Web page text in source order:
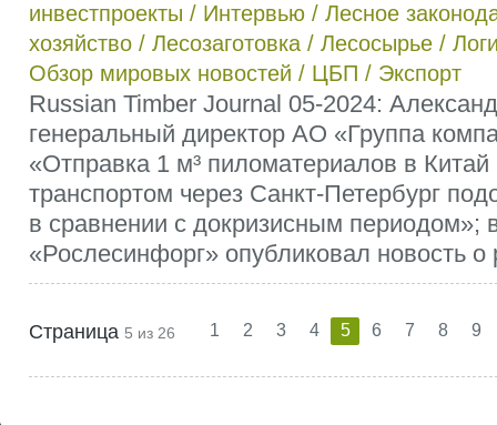
инвестпроекты / Интервью / Лесное
хозяйство / Лесозаготовка / Лесосырье /
Обзор мировых новостей / ЦБП / Экспорт
Russian Timber Journal 05-2024:
генеральный директор АО «Группа
«Отправка 1 м³ пиломатериалов в
транспортом через Санкт-Петербург
в сравнении с докризисным периодом»;
«Рослесинфорг» опубликовал новость о
Страница 5 из 26 1 2 3 4 5 6 7 8 9